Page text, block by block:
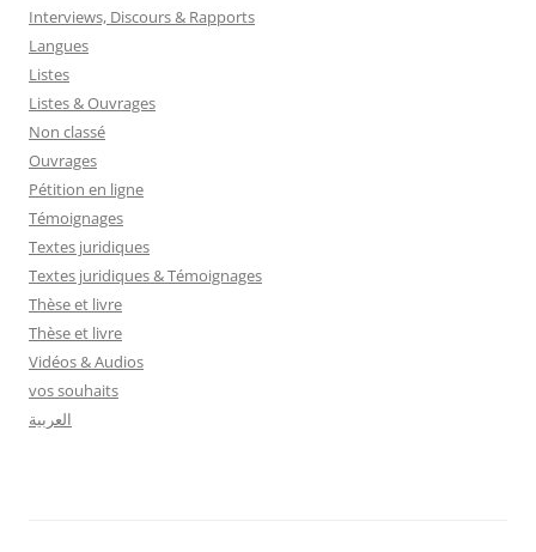
Interviews, Discours & Rapports
Langues
Listes
Listes & Ouvrages
Non classé
Ouvrages
Pétition en ligne
Témoignages
Textes juridiques
Textes juridiques & Témoignages
Thèse et livre
Thèse et livre
Vidéos & Audios
vos souhaits
العربية